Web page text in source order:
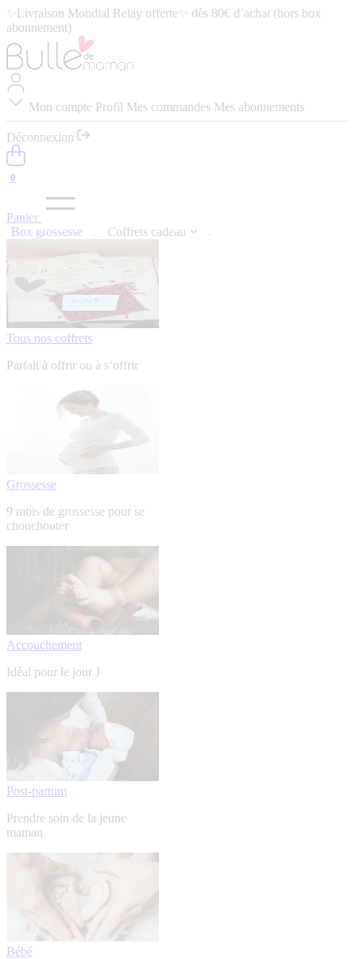
abonnement)
⭐️ 4,9/5 (57 avis google) ⭢
Lire les avis
Mon compte Profil Mes commandes Mes abonnements
Déconnexion
0
Panier
Box grossesse
Coffrets cadeau
Tous nos coffrets
Parfait à offrir ou à s‘offrir
Grossesse
9 mois de grossesse pour se
chouchouter
Accouchement
Idéal pour le jour J
Post-partum
Prendre soin de la jeune
maman
Bébé